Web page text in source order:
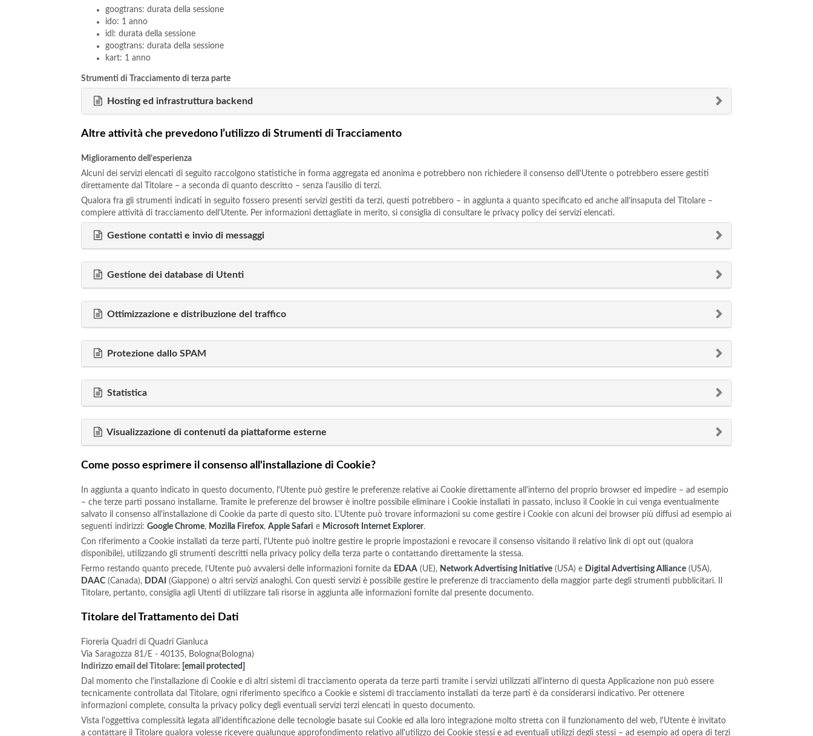
googtrans: durata della sessione
ido: 1 anno
idl: durata della sessione
googtrans: durata della sessione
kart: 1 anno
Strumenti di Tracciamento di terza parte
Hosting ed infrastruttura backend
Altre attività che prevedono l’utilizzo di Strumenti di Tracciamento
Miglioramento dell’esperienza
Alcuni dei servizi elencati di seguito raccolgono statistiche in forma aggregata ed anonima e potrebbero non richiedere il consenso dell'Utente o potrebbero essere gestiti
direttamente dal Titolare – a seconda di quanto descritto – senza l'ausilio di terzi.
Qualora fra gli strumenti indicati in seguito fossero presenti servizi gestiti da terzi, questi potrebbero – in aggiunta a quanto specificato ed anche all’insaputa del Titolare –
compiere attività di tracciamento dell’Utente. Per informazioni dettagliate in merito, si consiglia di consultare le privacy policy dei servizi elencati.
Gestione contatti e invio di messaggi
Gestione dei database di Utenti
Ottimizzazione e distribuzione del traffico
Protezione dallo SPAM
Statistica
Visualizzazione di contenuti da piattaforme esterne
Come posso esprimere il consenso all'installazione di Cookie?
In aggiunta a quanto indicato in questo documento, l'Utente può gestire le preferenze relative ai Cookie direttamente all'interno del proprio browser ed impedire – ad esempio
– che terze parti possano installarne. Tramite le preferenze del browser è inoltre possibile eliminare i Cookie installati in passato, incluso il Cookie in cui venga eventualmente
salvato il consenso all'installazione di Cookie da parte di questo sito. L'Utente può trovare informazioni su come gestire i Cookie con alcuni dei browser più diffusi ad esempio ai
seguenti indirizzi:Google Chrome, Mozilla Firefox,Apple Safari e Microsoft Internet Explorer.
Con riferimento a Cookie installati da terze parti, l'Utente può inoltre gestire le proprie impostazioni e revocare il consenso visitando il relativo link di opt out (qualora
disponibile), utilizzando gli strumenti descritti nella privacy policy della terza parte o contattando direttamente la stessa.
Fermo restando quanto precede, l’Utente può avvalersi delle informazioni fornite da EDAA (UE), Network Advertising Initiative (USA) e Digital Advertising Alliance (USA),
DAAC (Canada), DDAI (Giappone) o altri servizi analoghi. Con questi servizi è possibile gestire le preferenze di tracciamento della maggior parte degli strumenti pubblicitari. Il
Titolare, pertanto, consiglia agli Utenti di utilizzare tali risorse in aggiunta alle informazioni fornite dal presente documento.
Titolare del Trattamento dei Dati
Fioreria Quadri di Quadri Gianluca
Via Saragozza 81/E - 40135, Bologna(Bologna)
Indirizzo email del Titolare: [email protected]
Dal momento che l'installazione di Cookie e di altri sistemi di tracciamento operata da terze parti tramite i servizi utilizzati all'interno di questa Applicazione non può essere
tecnicamente controllata dal Titolare, ogni riferimento specifico a Cookie e sistemi di tracciamento installati da terze parti è da considerarsi indicativo. Per ottenere
informazioni complete, consulta la privacy policy degli eventuali servizi terzi elencati in questo documento.
Vista l'oggettiva complessità legata all'identificazione delle tecnologie basate sui Cookie ed alla loro integrazione molto stretta con il funzionamento del web, l'Utente è invitato
a contattare il Titolare qualora volesse ricevere qualunque approfondimento relativo all'utilizzo dei Cookie stessi e ad eventuali utilizzi degli stessi – ad esempio ad opera di terzi